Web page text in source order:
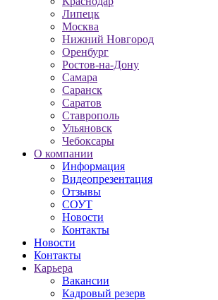
Липецк
Москва
Нижний Новгород
Оренбург
Ростов-на-Дону
Самара
Саранск
Саратов
Ставрополь
Ульяновск
Чебоксары
О компании
Информация
Видеопрезентация
Отзывы
СОУТ
Новости
Контакты
Новости
Контакты
Карьера
Вакансии
Кадровый резерв